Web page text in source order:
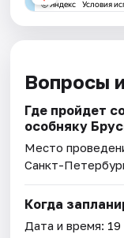
Вопросы
Где пройдет
особняку
Место
Санкт-
Когда
Дата и время: 19